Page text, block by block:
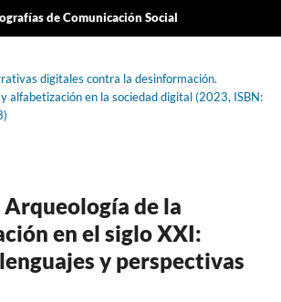
de Comunicación Social
digitales contra la desinformación.
alfabetización en la sociedad digital (2023, ISBN:
de la
en el siglo XXI:
y perspectivas